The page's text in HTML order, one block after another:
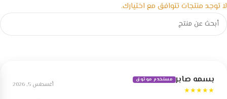
لا توجد منتجات تتوافق مع اختيارك.
بسمه صابر مستخدم موثوق
★★★★★
أغسطس 5, 2026